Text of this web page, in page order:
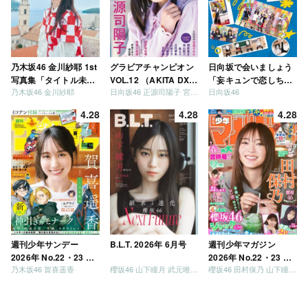
乃木坂46 金川紗耶 1st
写真集「タイトル未
定」
乃木坂46 金川紗耶
グラビアチャンピオン
VOL.12 （AKITA DXシ
リーズ）
日向坂46 正源司陽子 宮地すみれ
日向坂で会いましょう
「妄キュンで恋しちゃ
いましょう」「どっち
う」「ご褒美でロケし
ましょう」「フレンド
リーになりましょう」
「笑って卒業を祝いま
しょう」 [Blu-ray]
日向坂46
4.28
週刊少年サンデー
2026年 No.22・23 合
併号
乃木坂46 賀喜遥香
4.28
B.L.T. 2026年 6月号
櫻坂46 山下瞳月 武元唯衣 / 乃木坂46 海邉朱莉
4.28
週刊少年マガジン
2026年 No.22・23 合
併号